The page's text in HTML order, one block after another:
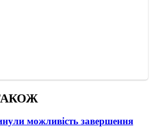
можливість завершення